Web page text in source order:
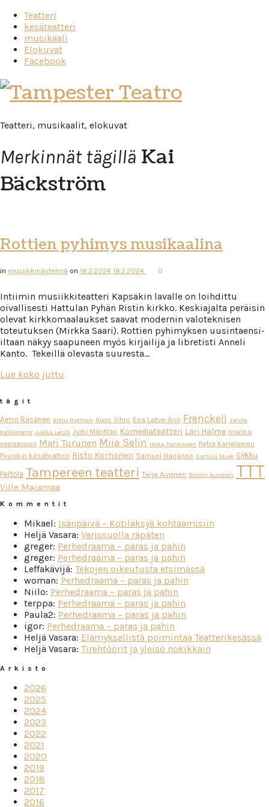
Teatteri
kesäteatteri
musikaali
Elokuvat
Facebook
Tampester
Teatro
Teatteri, musikaalit, elokuvat
Merkinnät tägillä Kai
Bäckström
Rottien pyhimys musikaalina
in musiikkinäytelmä on 18.2.2024 18.2.2024 0
Intiimin musiikkiteatteri Kapsäkin lavalle on loihdittu
oivallisesti Hattulan Pyhän Ristin kirkko. Keskiajalta peräisin
olevat kirkkomaalaukset saavat modernin valoteknisen
toteutuksen (Mirkka Saari). Rottien pyhimyksen uusintaensi-
iltaan näkyy saapuneen myös kirjailija ja libretisti Anneli
Kanto. Tekeillä olevasta suuresta…
Lue koko juttu
tägit
Aimo Räsänen Arttu Ratinen Auvo Vihro Esa Latva-Äijö Frenckell
Janne
Kallioniemi
Jukka Leisti Jyrki Mänttäri Komediateatteri Lari Halme marika
vapaavuori Mari Turunen Miia Selin mika honkanen Petra Karjalainen
Pyynikin kesäteatteri Risto Korhonen Samuel Harjanne Samuli Muje Sirkku
Peltola Tampereen teatteri Teija Auvinen Tommi Auvinen TTT
Ville Majamaa
Kommentit
Mikael: Isänpäivä – Kotiläksyä kohtaamisiin
Heljä Vasara: Varissuolla räpäten
greger: Perhedraama – paras ja pahin
greger: Perhedraama – paras ja pahin
Leffakävijä: Tekojen oikeutusta etsimässä
woman: Perhedraama – paras ja pahin
Niilo: Perhedraama – paras ja pahin
terppa: Perhedraama – paras ja pahin
Paula2: Perhedraama – paras ja pahin
igor: Perhedraama – paras ja pahin
Heljä Vasara: Elämyksellistä poimintaa Teatterikesässä
Heljä Vasara: Tirehtöörit ja yleisö nokikkain
Arkisto
2026
2025
2024
2023
2022
2021
2020
2019
2018
2017
2016